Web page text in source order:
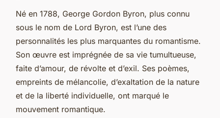
Né en 1788, George Gordon Byron, plus connu
sous le nom de Lord Byron, est l’une des
personnalités les plus marquantes du romantisme.
Son œuvre est imprégnée de sa vie tumultueuse,
faite d’amour, de révolte et d’exil. Ses poèmes,
empreints de mélancolie, d’exaltation de la nature
et de la liberté individuelle, ont marqué le
mouvement romantique.